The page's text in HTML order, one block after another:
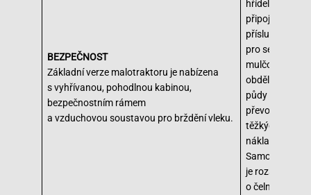
BEZPEČNOST
Základní verze malotraktoru je nabízena
s vyhřívanou, pohodlnou kabinou,
bezpečnostním rámem
a vzduchovou soustavou pro brždění vleku.
hřídeli lze
připojit řadu
příslušenství
pro sečení,
mulčování,
obdělávání
půdy nebo
převoz středně
těžkých
nákladů.
Samozřejmostí
je rozšíření
o čelní